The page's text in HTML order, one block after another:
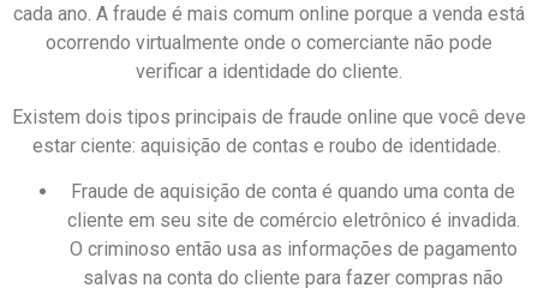
cada ano. A fraude é mais comum online porque a venda está
ocorrendo virtualmente onde o comerciante não pode
verificar a identidade do cliente.
Existem dois tipos principais de fraude online que você deve
estar ciente: aquisição de contas e roubo de identidade.
Fraude de aquisição de conta é quando uma conta de
cliente em seu site de comércio eletrônico é invadida.
O criminoso então usa as informações de pagamento
salvas na conta do cliente para fazer compras não